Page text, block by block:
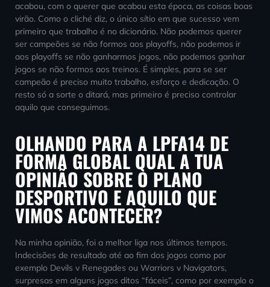
acabou, com o querer que acabou esta época, as coisas boas
virão. Como o cliché diz, o único sítio em que sucesso vem
primeiro que trabalho é no dicionário. Não podemos querer
ser campeões se não formos aos playoffs, não podemos ir
aos playoffs se não ganharmos jogos, não podemos ganhar
jogos se não formos aos treinos. É simples, para se ser
campeão é preciso muito trabalho, esforço e dedicação. O
resto só a sorte o ditará, mas primeiro é preciso controlar
aquilo que conseguimos.
OLHANDO PARA A LPFA14 DE
FORMA GLOBAL QUAL A TUA
OPINIÃO SOBRE O PLANO
DESPORTIVO E AQUILO QUE
VIMOS ACONTECER?
Na minha opinião, foi a melhor liga nos últimos tempos.
Indecisões de resultado até ao fim dos jogos como por
exemplo Devils v Renegades ou Warriors v Navigators,
surpresas em alguns jogos ditos “fáceis”, como por exemplo o